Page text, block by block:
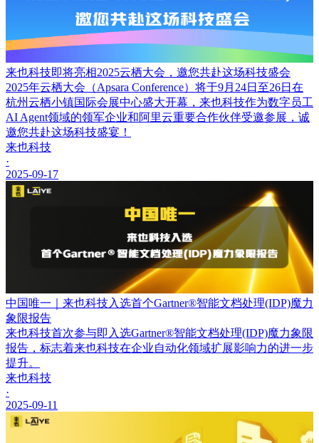
来也科技即将亮相2025云栖大会，邀您共赴这场科技盛会
2025年云栖大会（Apsara Conference）将于9月24日至26日在
杭州云栖小镇国际会展中心盛大开幕，来也科技作为数字员工
AI Agent领域的领军企业和阿里云重要合作伙伴受邀参展，诚
邀您共赴这场科技盛宴！
来也科技
·
2025-09-17
中国唯一｜来也科技入选首个Gartner®智能文档处理(IDP)魔力
象限报告
来也科技首次参与即入选Gartner®智能文档处理(IDP)魔力象限
报告，标志着来也科技在企业自动化领域扩展影响力的进一步
提升。
来也科技
·
2025-09-11